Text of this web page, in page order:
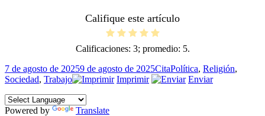
Califique este artículo
Calificaciones: 3; promedio: 5.
Publicado
el
7 de agosto de 20259 de agosto de 2025Formato
CitaCategorías
Política, Religión,
Sociedad, Trabajo Imprimir Enviar
Powered by Translate